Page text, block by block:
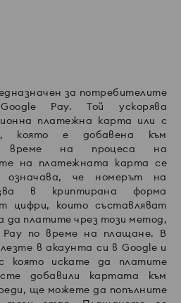
за потребителите
Pay. Той ускорява
платежна карта или с
която е добавена към
време на процеса на
на платежната карта се
означава, че номерът на
в криптирана форма
цифри, които съставляват
да платите чрез този метод,
по време на плащане. В
в акаунта си в Google и
която искате да платите
добавили картата към
ще можете да попълните